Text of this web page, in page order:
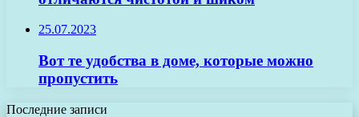
25.07.2023
Вот те удобства в доме, которые можно
пропустить
Последние записи